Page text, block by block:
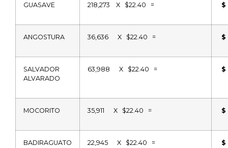
GUASAVE 218,273 X $22.40 = $
ANGOSTURA 36,636 X $22.40 = $
SALVADOR
ALVARADO
63,988 X $22.40 = $
MOCORITO 35,911 X $22.40 = $
BADIRAGUATO 22,945 X $22.40 = $